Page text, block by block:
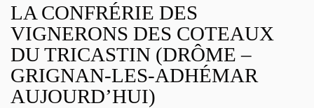
LA CONFRÉRIE DES
VIGNERONS DES COTEAUX
DU TRICASTIN (DRÔME –
GRIGNAN-LES-ADHÉMAR
AUJOURD’HUI)